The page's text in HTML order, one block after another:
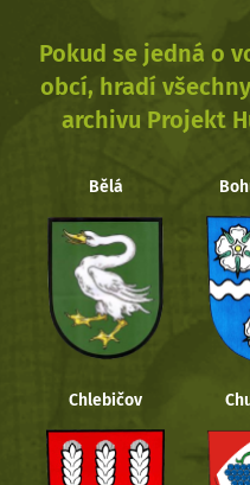
Pokud se jedná o
obcí, hradí
archivu Projekt
Bělá
Chlebičov